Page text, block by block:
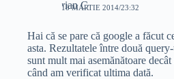
18 MARTIE 2014/23:32
Hai că se pare că google a făcut
asta. Rezultatele între două
sunt mult mai asemănătoare
când am verificat ultima dată.